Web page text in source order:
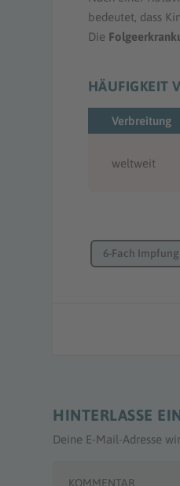
bedeutet, dass
Die
HÄUFIGKEIT
Verbreitung
weltweit
6-Fach Impfung
HINTERLASSE
Deine E-Mail-Adresse